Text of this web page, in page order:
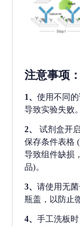
注意事项 ：
1、 使用不同
导致实验失败。
2、
试剂盒开
保存条件表格
导致组件缺损
品)。
3、 请使用无
瓶盖，以防止
4、 手工洗板